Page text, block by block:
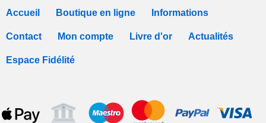
Accueil Boutique en ligne Informations
Contact Mon compte Livre d'or Actualités
Espace Fidélité